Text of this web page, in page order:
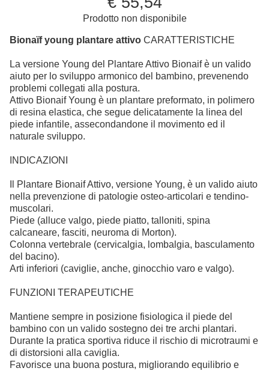
Prodotto non disponibile
Bionaïf young plantare attivo CARATTERISTICHE
La versione Young del Plantare Attivo Bionaif è un valido
aiuto per lo sviluppo armonico del bambino, prevenendo
problemi collegati alla postura.
Attivo Bionaif Young è un plantare preformato, in polimero
di resina elastica, che segue delicatamente la linea del
piede infantile, assecondandone il movimento ed il
naturale sviluppo.
INDICAZIONI
Il Plantare Bionaif Attivo, versione Young, è un valido aiuto
nella prevenzione di patologie osteo-articolari e tendino-
muscolari.
Piede (alluce valgo, piede piatto, talloniti, spina
calcaneare, fasciti, neuroma di Morton).
Colonna vertebrale (cervicalgia, lombalgia, basculamento
del bacino).
Arti inferiori (caviglie, anche, ginocchio varo e valgo).
FUNZIONI TERAPEUTICHE
Mantiene sempre in posizione fisiologica il piede del
bambino con un valido sostegno dei tre archi plantari.
Durante la pratica sportiva riduce il rischio di microtraumi e
di distorsioni alla caviglia.
Favorisce una buona postura, migliorando equilibrio e